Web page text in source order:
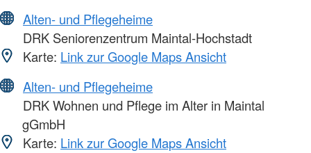
Alten- und Pflegeheime
DRK Seniorenzentrum Maintal-Hochstadt
Karte: Link zur Google Maps Ansicht
Alten- und Pflegeheime
DRK Wohnen und Pflege im Alter in Maintal
gGmbH
Karte: Link zur Google Maps Ansicht